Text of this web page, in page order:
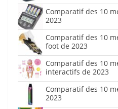
Comparatif des 10
2023
Comparatif des 10
foot de 2023
Comparatif des 10
interactifs de 2023
Comparatif des 10
2023